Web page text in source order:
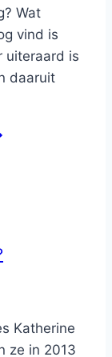
Wat
vind is
uiteraard is
daaruit
Katherine
ze in 2013